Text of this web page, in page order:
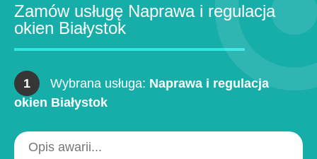
Zamów usługę Naprawa i regulacja
okien Białystok
1 Wybrana usługa: Naprawa i regulacja
okien Białystok